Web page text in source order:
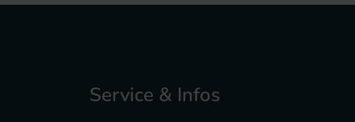
Service & Infos